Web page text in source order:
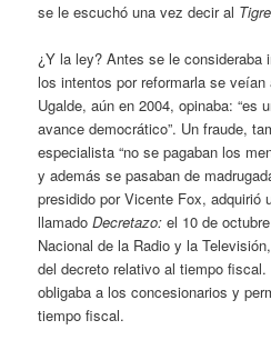
se le escuchó una vez decir al Tigre
¿Y la ley? Antes se le consideraba
los intentos por reformarla se
Ugalde, aún en 2004, opinaba: “es
avance democrático”. Un fraude,
especialista “no se pagaban los
y además se pasaban de
presidido por Vicente Fox, adquirió
llamadoDecretazo:el 10 de
Nacional de la Radio y la
del decreto relativo al tiempo
obligaba a los concesionarios y
tiempo fiscal.